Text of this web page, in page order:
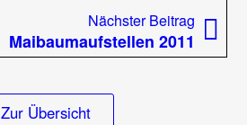
Nächster Beitrag
Maibaumaufstellen 2011
Zur Übersicht